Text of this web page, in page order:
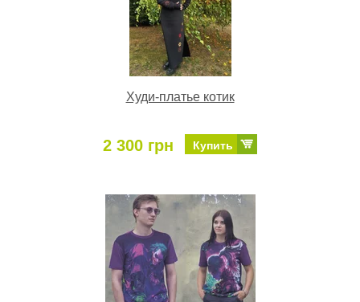
Худи-платье котик
2 300 грн Купить